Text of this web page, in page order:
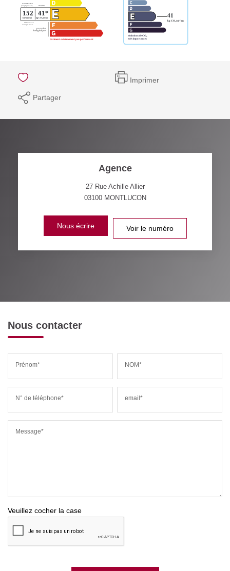
Imprimer
Partager
Agence
27 Rue Achille Allier
03100 MONTLUCON
Nous écrire Voir le numéro
Nous contacter
Prénom* NOM*
N° de téléphone* email*
Message*
Veuillez cocher la case